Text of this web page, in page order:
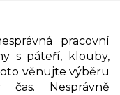
pracovní
s páteří, klouby,
věnujte výběru
čas. Nesprávně